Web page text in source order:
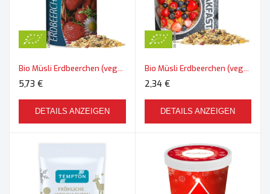
Bio Müsli Erdbeerchen (vegan), ca. 150g, Pappdose Medium
5,73 €
DETAILS ANZEIGEN
Bio Müsli Erdbeerchen (vegan), ca. 50g, Faltschachtel
2,34 €
DETAILS ANZEIGEN